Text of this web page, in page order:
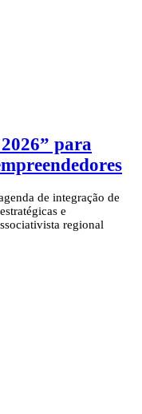
para
de integração de
e
regional